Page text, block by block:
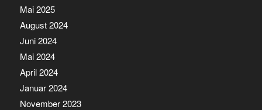
Mai 2025
August 2024
Juni 2024
Mai 2024
April 2024
Januar 2024
November 2023